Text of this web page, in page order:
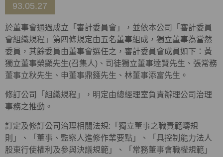
93.05.27
於董事會通過成立「審計委員會」，並依本公司「審計委員
會組織規程」第四條規定由五名董事組成，獨立董事為當然
委員，其餘委員由董事會選任之，審計委員會成員如下：黃
獨立董事榮顯先生(召集人)、司徒獨立董事達賢先生、張常務
董事立秋先生、申董事鼎籛先生、林董事添富先生。
修訂公司「組織規程」，明定由總經理室負責辦理公司治理
事務之推動。
訂定及修訂公司治理相關法規:「獨立董事之職責範疇規
則」、「董事、監察人進修作業要點」、「具控制能力法人
股東行使權利及參與決議規範」、「常務董事會職權規範」